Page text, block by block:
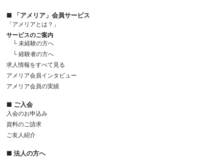
■ 「アメリア」会員サービス
「アメリアとは？」
サービスのご案内
└ 未経験の方へ
└ 経験者の方へ
求人情報をすべて見る
アメリア会員インタビュー
アメリア会員の実績
■ ご入会
入会のお申込み
資料のご請求
ご友人紹介
■ 法人の方へ